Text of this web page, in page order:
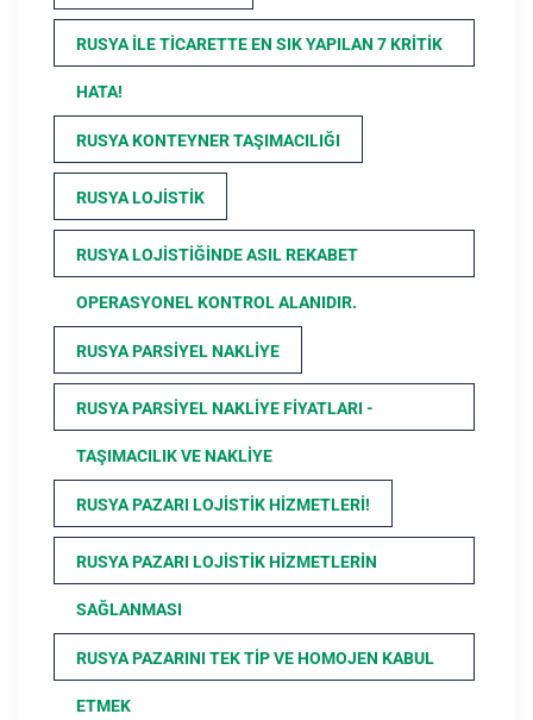
RUSYA ILE TICARETTE EN SIK YAPILAN 7 KRITIK
HATA!
RUSYA KONTEYNER TAŞIMACILIĞI
RUSYA LOJISTIK
RUSYA LOJISTIĞINDE ASIL REKABET
OPERASYONEL KONTROL ALANIDIR.
RUSYA PARSIYEL NAKLIYE
RUSYA PARSIYEL NAKLIYE FIYATLARI -
TAŞIMACILIK VE NAKLIYE
RUSYA PAZARI LOJISTIK HIZMETLERI!
RUSYA PAZARI LOJISTIK HIZMETLERIN
SAĞLANMASI
RUSYA PAZARINI TEK TIP VE HOMOJEN KABUL
ETMEK